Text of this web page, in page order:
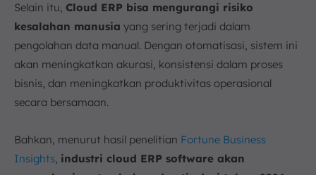
Selain itu, Cloud ERP bisa mengurangi risiko
kesalahan manusia yang sering terjadi dalam
pengolahan data manual. Dengan otomatisasi, sistem ini
akan meningkatkan akurasi, konsistensi dalam proses
bisnis, dan meningkatkan produktivitas operasional
secara bersamaan.
Bahkan, menurut hasil penelitian Fortune Business
Insights, industri cloud ERP software akan